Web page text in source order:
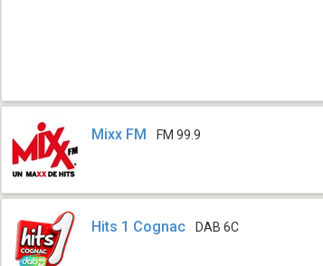
Mixx FM FM 99.9
Hits 1 Cognac DAB 6C